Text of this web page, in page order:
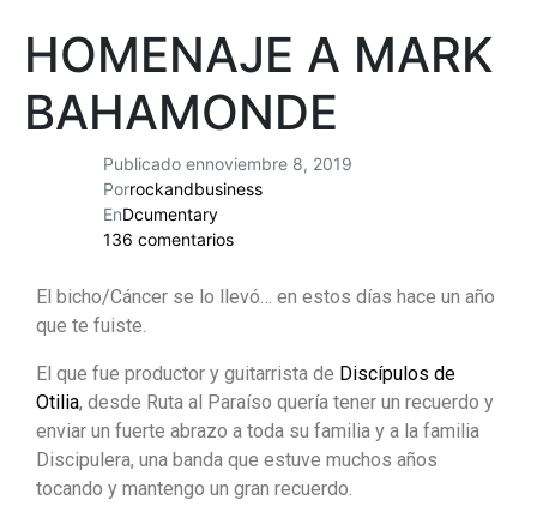
Publicado ennoviembre 8, 2019
Porrockandbusiness
EnDcumentary
136 comentarios
HOMENAJE A MARK
BAHAMONDE
El bicho/Cáncer se lo llevó… en estos días hace un año
que te fuiste.
El que fue productor y guitarrista de Discípulos de
Otilia, desde Ruta al Paraíso quería tener un recuerdo y
enviar un fuerte abrazo a toda su familia y a la familia
Discipulera, una banda que estuve muchos años
tocando y mantengo un gran recuerdo.